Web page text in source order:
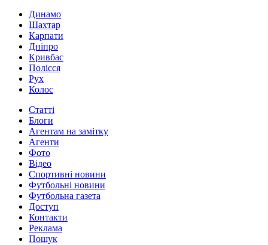
Динамо
Шахтар
Карпати
Дніпро
Кривбас
Полісся
Рух
Колос
Статті
Блоги
Агентам на замітку
Агенти
Фото
Відео
Спортивні новини
Футбольні новини
Футбольна газета
Доступ
Контакти
Реклама
Пошук